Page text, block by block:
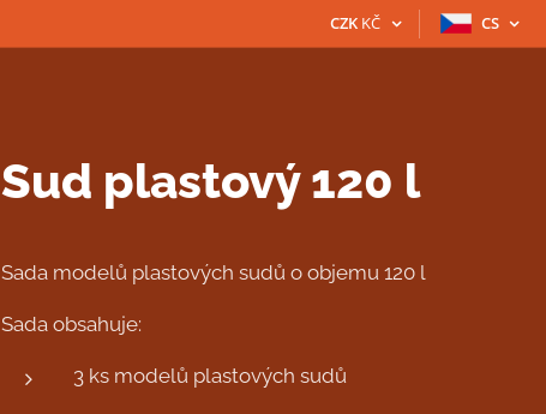
CZK KČ CS
Sud plastový 120 l
Sada modelů plastových sudů o objemu 120 l
Sada obsahuje:
3 ks modelů plastových sudů